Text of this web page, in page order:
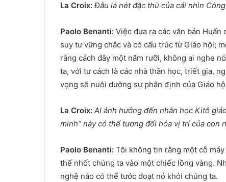
La Croix: Đâu là nét đặc thù của cái nhìn
Paolo Benanti: Việc đưa ra các văn bản
suy tư vững chắc và có cấu trúc từ Giáo hội;
rằng cách đây một năm rưỡi, không ai nghe
ta, với tư cách là các nhà thần học, triết gia,
vọng sẽ nuôi dưỡng sự phân định của Giáo
La Croix: AI ảnh hưởng đến nhân học Kitô
minh” này có thể tương đối hóa vị trí của
Paolo Benanti: Tôi không tin rằng một cỗ
thể nhốt chúng ta vào một chiếc lồng vàng.
nghệ nào có thể tước đoạt nó khỏi chúng ta.